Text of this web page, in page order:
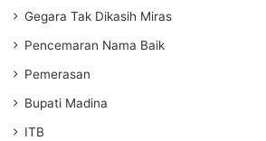
Gegara Tak Dikasih Miras
Pencemaran Nama Baik
Pemerasan
Bupati Madina
ITB